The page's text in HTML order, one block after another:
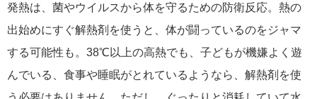
発熱は、菌やウイルスから体を守るための防衛反応。熱の
出始めにすぐ解熱剤を使うと、体が闘っているのをジャマ
する可能性も。38℃以上の高熱でも、子どもが機嫌よく遊
んでいる、食事や睡眠がとれているようなら、解熱剤を使